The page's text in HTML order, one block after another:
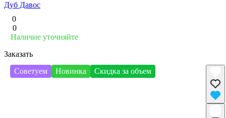
Дуб Давос
0
0
Наличие уточняйте
Заказать
Советуем
Новинка Скидка за объем